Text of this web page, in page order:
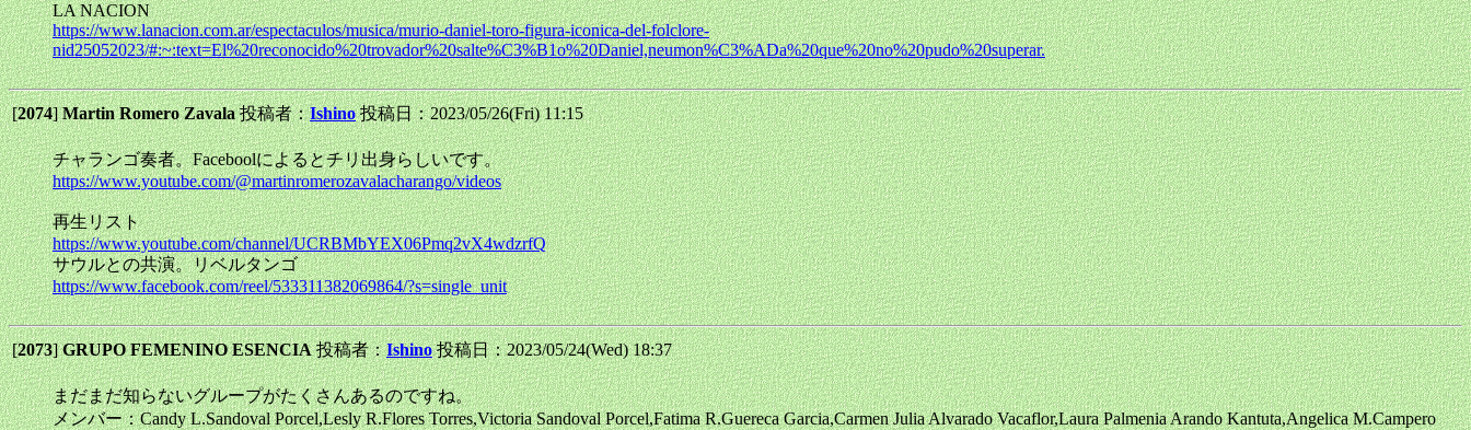
LA NACION
https://www.lanacion.com.ar/espectaculos/musica/murio-daniel-toro-figura-iconica-del-folclore-
nid25052023/#:~:text=El%20reconocido%20trovador%20salte%C3%B1o%20Daniel,neumon%C3%ADa%20que%20no%20pudo%20superar.
[2074]Martin Romero Zavala投稿者：Ishino 投稿日：2023/05/26(Fri) 11:15
チャランゴ奏者。Faceboolによるとチリ出身らしいです。
https://www.youtube.com/@martinromerozavalacharango/videos
再生リスト
https://www.youtube.com/channel/UCRBMbYEX06Pmq2vX4wdzrfQ
サウルとの共演。リベルタンゴ
https://www.facebook.com/reel/533311382069864/?s=single_unit
[2073]GRUPO FEMENINO ESENCIA投稿者：Ishino 投稿日：2023/05/24(Wed) 18:37
まだまだ知らないグループがたくさんあるのですね。
メンバー：Candy L.Sandoval Porcel,Lesly R.Flores Torres,Victoria Sandoval Porcel,Fatima R.Guereca Garcia,Carmen Julia Alvarado Vacaflor,Laura Palmenia Arando Kantuta,Angelica M.Campero